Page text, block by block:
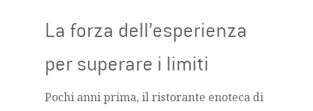
La forza dell’esperienza
per superare i limiti
Pochi anni prima, il ristorante enoteca di